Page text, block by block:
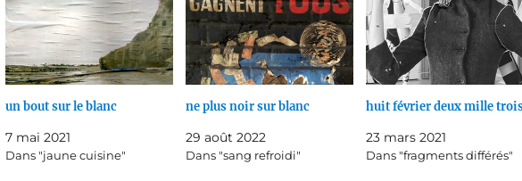
un bout sur le blanc
7 mai 2021
Dans "jaune cuisine"
ne plus noir sur blanc
29 août 2022
Dans "sang refroidi"
huit février deux mille
23 mars 2021
Dans "fragments différés"